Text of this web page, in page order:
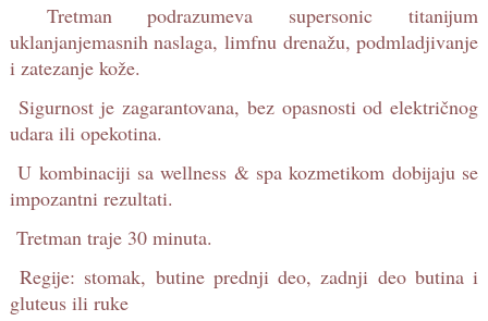
Tretman podrazumeva supersonic titanijum
uklanjanjemasnih naslaga, limfnu drenažu, podmladjivanje
i zatezanje kože.
Sigurnost je zagarantovana, bez opasnosti od električnog
udara ili opekotina.
U kombinaciji sa wellness & spa kozmetikom dobijaju se
impozantni rezultati.
Tretman traje 30 minuta.
Regije: stomak, butine prednji deo, zadnji deo butina i
gluteus ili ruke